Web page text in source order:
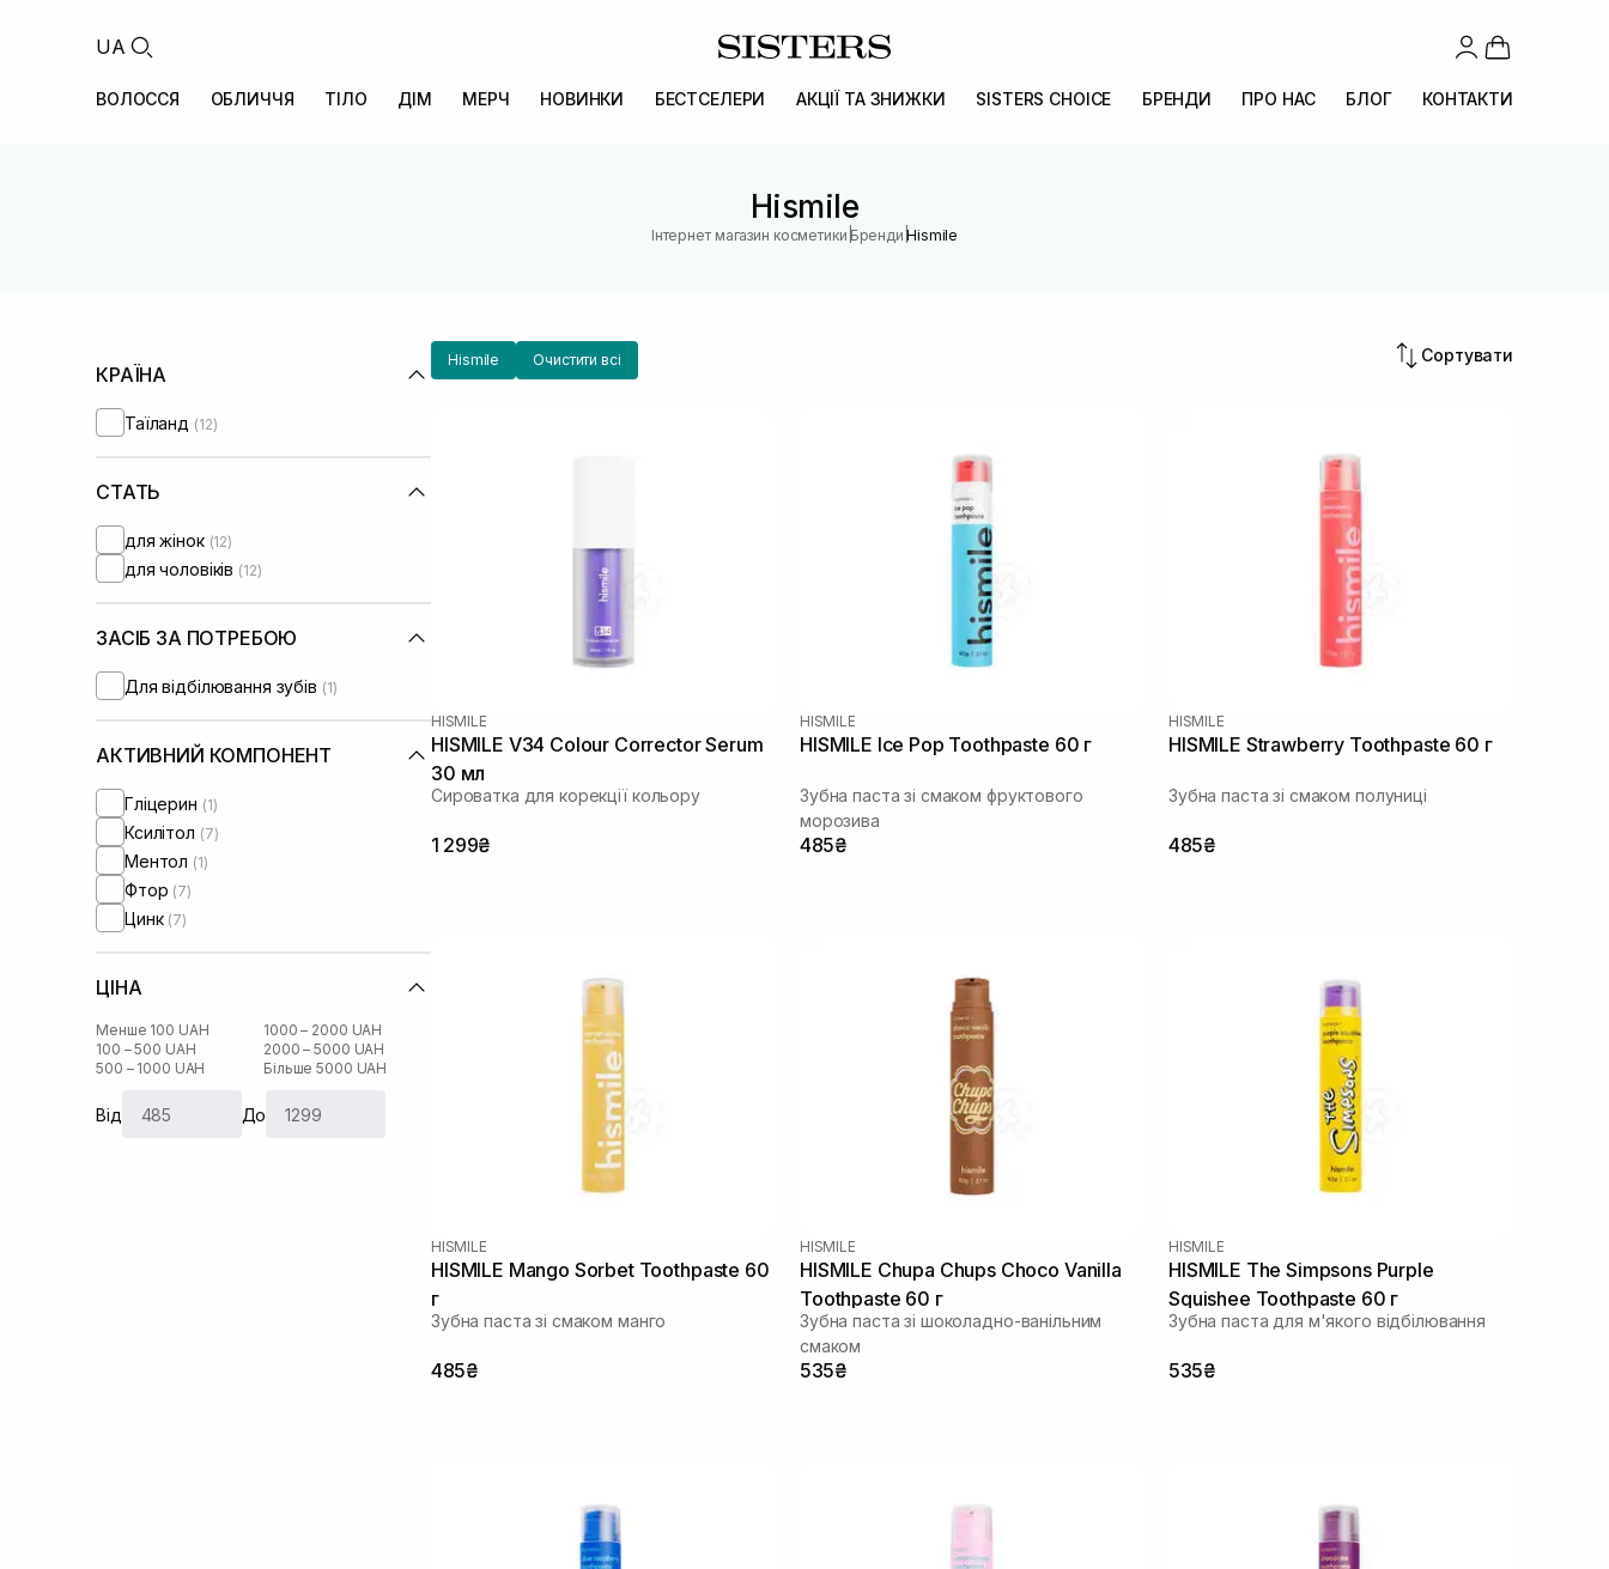
UA
ВОЛОССЯ ОБЛИЧЧЯ ТІЛО ДІМ МЕРЧ НОВИНКИ БЕСТСЕЛЕРИ АКЦІЇ ТА ЗНИЖКИ SISTERS CHOICE БРЕНДИ ПРО НАС БЛОГ КОНТАКТИ
Hismile
Інтернет магазин косметики |Бренди |Hismile
КРАЇНА
Таїланд (12)
СТАТЬ
для жінок (12)
для чоловіків (12)
ЗАСІБ ЗА ПОТРЕБОЮ
Для відбілювання зубів (1)
АКТИВНИЙ КОМПОНЕНТ
Гліцерин (1)
Ксилітол (7)
Ментол (1)
Фтор (7)
Цинк (7)
ЦІНА
Менше 100 UAH
100 – 500 UAH
500 – 1000 UAH
1000 – 2000 UAH
2000 – 5000 UAH
Більше 5000 UAH
Від До
Hismile Очистити всі Сортувати
HISMILE
HISMILE V34 Colour Corrector Serum
30 мл
Сироватка для корекції кольору
1 299₴
HISMILE
HISMILE Ice Pop Toothpaste 60 г
Зубна паста зі смаком фруктового
морозива
485₴
HISMILE
HISMILE Strawberry Toothpaste 60 г
Зубна паста зі смаком полуниці
485₴
HISMILE
HISMILE Mango Sorbet Toothpaste 60
г
Зубна паста зі смаком манго
485₴
HISMILE
HISMILE Chupa Chups Choco Vanilla
Toothpaste 60 г
Зубна паста зі шоколадно-ванільним
смаком
535₴
HISMILE
HISMILE The Simpsons Purple
Squishee Toothpaste 60 г
Зубна паста для м'якого відбілювання
535₴